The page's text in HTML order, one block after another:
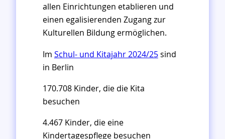
allen Einrichtungen etablieren und
einen egalisierenden Zugang zur
Kulturellen Bildung ermöglichen.
Im Schul- und Kitajahr 2024/25sind
in Berlin
170.708 Kinder, die die Kita
besuchen
4.467 Kinder, die eine
Kindertagespflege besuchen